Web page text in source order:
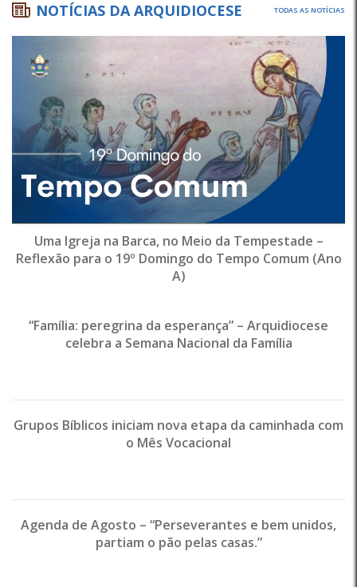
NOTÍCIAS DA ARQUIDIOCESE TODAS AS NOTÍCIAS
Uma Igreja na Barca, no Meio da Tempestade –
Reflexão para o 19º Domingo do Tempo Comum (Ano
A)
“Família: peregrina da esperança” – Arquidiocese
celebra a Semana Nacional da Família
Grupos Bíblicos iniciam nova etapa da caminhada com
o Mês Vocacional
Agenda de Agosto – “Perseverantes e bem unidos,
partiam o pão pelas casas.”